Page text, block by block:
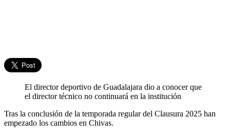
El director deportivo de Guadalajara dio a conocer que
el director técnico no continuará en la institución
Tras la conclusión de la temporada regular del Clausura 2025 han
empezado los cambios en Chivas.